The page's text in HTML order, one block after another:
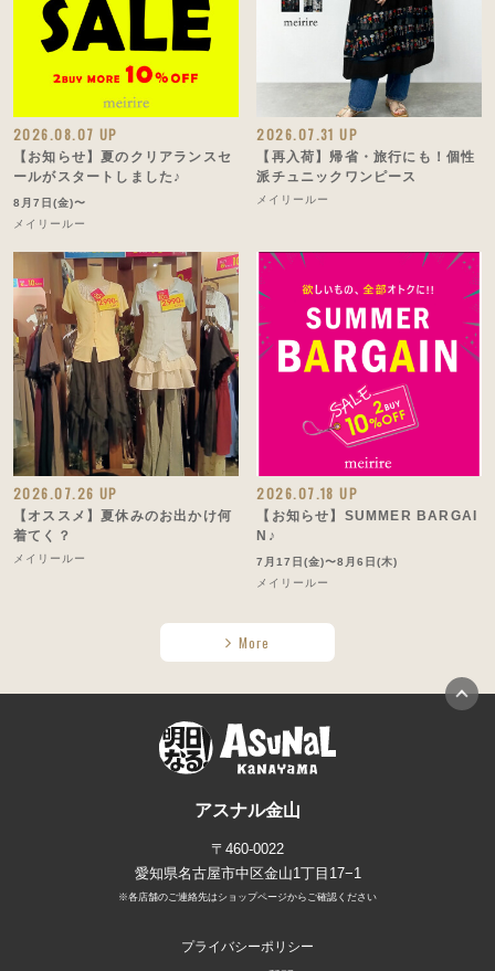
2026.08.07 UP
【お知らせ】夏のクリアランスセ
ールがスタートしました♪
8月7日(金)〜
メイリールー
2026.07.31 UP
【再入荷】帰省・旅行にも！個性
派チュニックワンピース
メイリールー
2026.07.26 UP
【オススメ】夏休みのお出かけ何
着てく？
メイリールー
2026.07.18 UP
【お知らせ】SUMMER BARGAI
N♪
7月17日(金)〜8月6日(木)
メイリールー
More
アスナル金山
〒460-0022
愛知県名古屋市中区金山1丁目17−1
※各店舗のご連絡先はショップページからご確認ください
プライバシーポリシー